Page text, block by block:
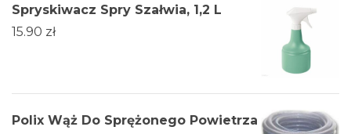
Spryskiwacz Spry Szałwia, 1,2 L
15.90 zł
Polix Wąż Do Sprężonego Powietrza